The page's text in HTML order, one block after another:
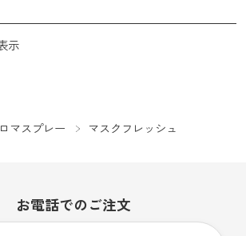
示
マスプレー マスクフレッシュ
お電話でのご注文